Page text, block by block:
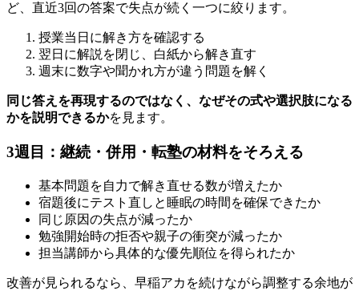
ど、直近3回の答案で失点が続く一つに絞ります。
授業当日に解き方を確認する
翌日に解説を閉じ、白紙から解き直す
週末に数字や聞かれ方が違う問題を解く
同じ答えを再現するのではなく、なぜその式や選択肢になる
かを説明できるかを見ます。
3週目：継続・併用・転塾の材料をそろえる
基本問題を自力で解き直せる数が増えたか
宿題後にテスト直しと睡眠の時間を確保できたか
同じ原因の失点が減ったか
勉強開始時の拒否や親子の衝突が減ったか
担当講師から具体的な優先順位を得られたか
改善が見られるなら、早稲アカを続けながら調整する余地が